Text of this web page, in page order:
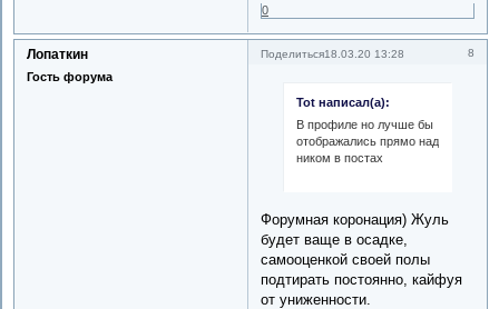
0
Поделиться 8
18.03.20 13:28
Лопаткин
Гость форума
Tot написал(а):
В профиле но лучше бы
отображались прямо над
ником в постах
Форумная коронация) Жуль
будет ваще в осадке,
самооценкой своей полы
подтирать постоянно, кайфуя
от униженности.